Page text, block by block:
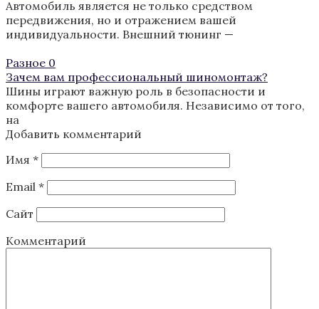
Автомобиль является не только средством
передвижения, но и отражением вашей
индивидуальности. Внешний тюнинг —
Разное 0
Зачем вам профессиональный шиномонтаж?
Шины играют важную роль в безопасности и
комфорте вашего автомобиля. Независимо от того,
на
Добавить комментарий
Имя *
Email *
Сайт
Комментарий